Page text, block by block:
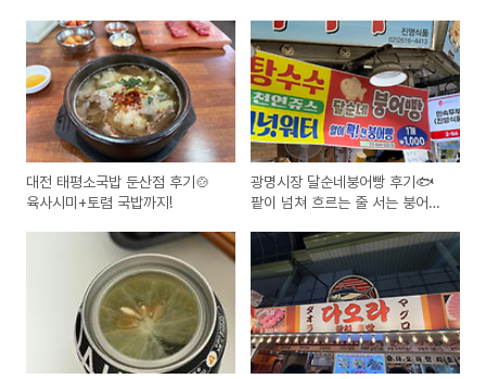
대전 태평소국밥 둔산점 후기🍲
육사시미+토렴 국밥까지!
광명시장 달순네붕어빵 후기🐟
팥이 넘쳐 흐르는 줄 서는 붕어빵